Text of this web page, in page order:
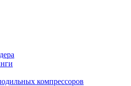
компрессоров